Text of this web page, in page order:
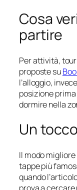
Cosa
partire
Per attività,
proposte su
l’alloggio,
posizione
dormire nella
Un
Il modo
tappe più
quando